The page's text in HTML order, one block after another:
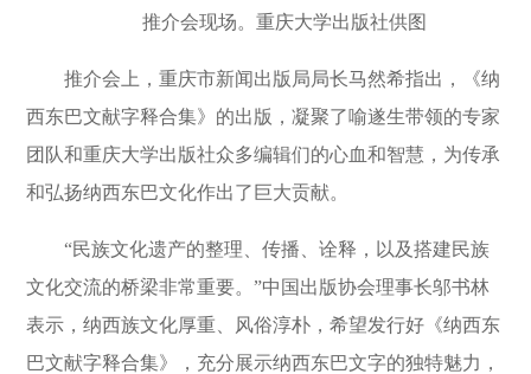
推介会现场。重庆大学出版社供图
推介会上，重庆市新闻出版局局长马然希指出，《纳
西东巴文献字释合集》的出版，凝聚了喻遂生带领的专家
团队和重庆大学出版社众多编辑们的心血和智慧，为传承
和弘扬纳西东巴文化作出了巨大贡献。
“民族文化遗产的整理、传播、诠释，以及搭建民族
文化交流的桥梁非常重要。”中国出版协会理事长邬书林
表示，纳西族文化厚重、风俗淳朴，希望发行好《纳西东
巴文献字释合集》，充分展示纳西东巴文字的独特魅力，